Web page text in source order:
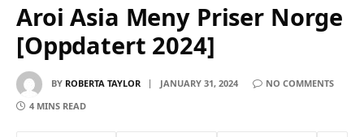
Aroi Asia Meny Priser Norge
[Oppdatert 2024]
BY ROBERTA TAYLOR JANUARY 31, 2024
NO COMMENTS
4 MINS READ